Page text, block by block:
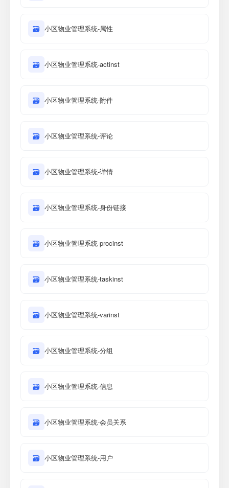
🗃 小区物业管理系统-属性
🗃 小区物业管理系统-actinst
🗃 小区物业管理系统-附件
🗃 小区物业管理系统-评论
🗃 小区物业管理系统-详情
🗃 小区物业管理系统-身份链接
🗃 小区物业管理系统-procinst
🗃 小区物业管理系统-taskinst
🗃 小区物业管理系统-varinst
🗃 小区物业管理系统-分组
🗃 小区物业管理系统-信息
🗃 小区物业管理系统-会员关系
🗃 小区物业管理系统-用户